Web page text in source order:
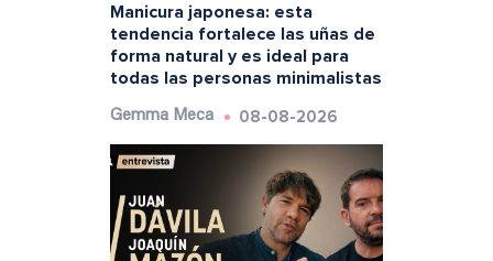
Manicura japonesa: esta
tendencia fortalece las uñas de
forma natural y es ideal para
todas las personas minimalistas
Gemma Meca 08-08-2026